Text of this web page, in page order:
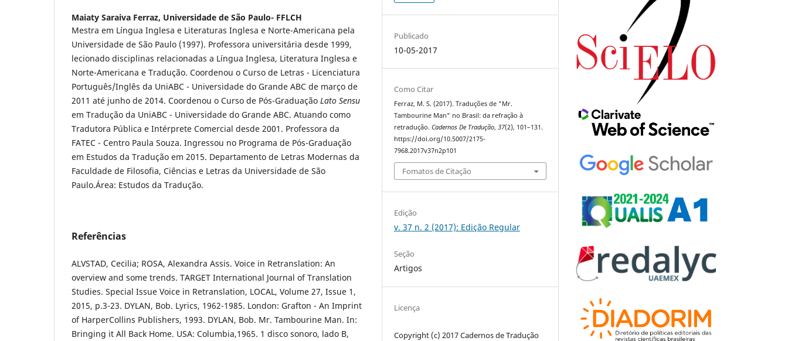
Maiaty Saraiva Ferraz, Universidade de São Paulo- FFLCH
Mestra em Língua Inglesa e Literaturas Inglesa e Norte-Americana pela
Universidade de São Paulo (1997). Professora universitária desde 1999,
lecionado disciplinas relacionadas a Língua Inglesa, Literatura Inglesa e
Norte-Americana e Tradução. Coordenou o Curso de Letras - Licenciatura
Português/Inglês da UniABC - Universidade do Grande ABC de março de
2011 até junho de 2014. Coordenou o Curso de Pós-Graduação Lato Sensu
em Tradução da UniABC - Universidade do Grande ABC. Atuando como
Tradutora Pública e Intérprete Comercial desde 2001. Professora da
FATEC - Centro Paula Souza. Ingressou no Programa de Pós-Graduação
em Estudos da Tradução em 2015. Departamento de Letras Modernas da
Faculdade de Filosofia, Ciências e Letras da Universidade de São
Paulo.Área: Estudos da Tradução.
Referências
ALVSTAD, Cecilia; ROSA, Alexandra Assis. Voice in Retranslation: An
overview and some trends. TARGET International Journal of Translation
Studies. Special Issue Voice in Retranslation, LOCAL, Volume 27, Issue 1,
2015, p.3-23. DYLAN, Bob. Lyrics, 1962-1985. London: Grafton - An Imprint
of HarperCollins Publishers, 1993. DYLAN, Bob. Mr. Tambourine Man. In:
Bringing it All Back Home. USA: Columbia,1965. 1 disco sonoro, lado B,
Publicado
10-05-2017
Como Citar
Ferraz, M. S. (2017). Traduções de "Mr.
Tambourine Man" no Brasil: da refração à
retradução.Cadernos De Tradução,37(2), 101–131.
https://doi.org/10.5007/2175-
7968.2017v37n2p101
Fomatos de Citação
Edição
v. 37 n. 2 (2017): Edição Regular
Seção
Artigos
Licença
Copyright (c) 2017 Cadernos de Tradução